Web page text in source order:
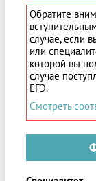
Обратите
случае, если
или
которой вы
случае
ЕГЭ.
Смотреть